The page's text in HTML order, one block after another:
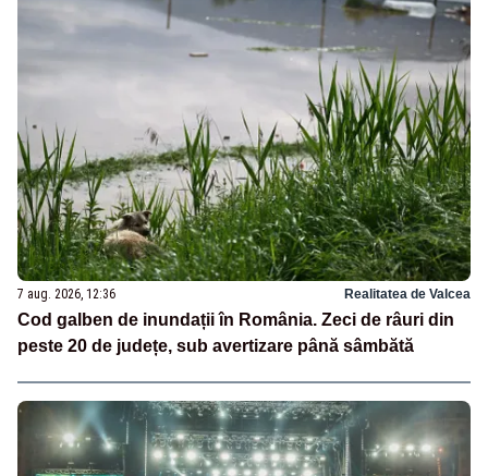
7 aug. 2026, 12:36 Realitatea de Valcea
Cod galben de inundații în România. Zeci de râuri din
peste 20 de județe, sub avertizare până sâmbătă